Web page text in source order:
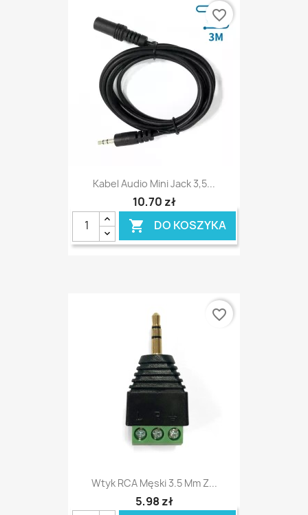
Kabel Audio Mini Jack 3,5...
10,70 zł
 DO KOSZYKA
favorite_border
Wtyk RCA Męski 3.5 Mm Z...
5,98 zł
favorite_border